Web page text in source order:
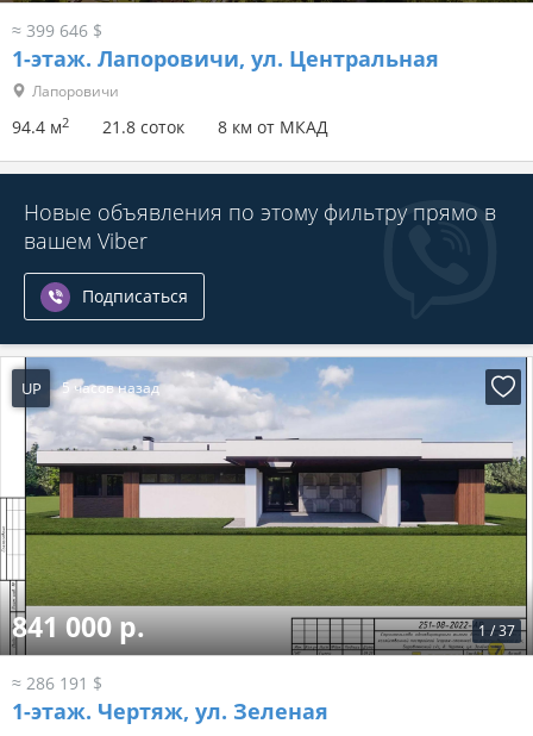
≈ 399 646 $
1-этаж. Лапоровичи, ул. Центральная
Лапоровичи
94.4 м2 21.8 соток 8 км от МКАД
Новые объявления по этому фильтру прямо в
вашем Viber
Подписаться
UP 5 часов назад
1 /37
841 000 р.
≈ 286 191 $
1-этаж. Чертяж, ул. Зеленая